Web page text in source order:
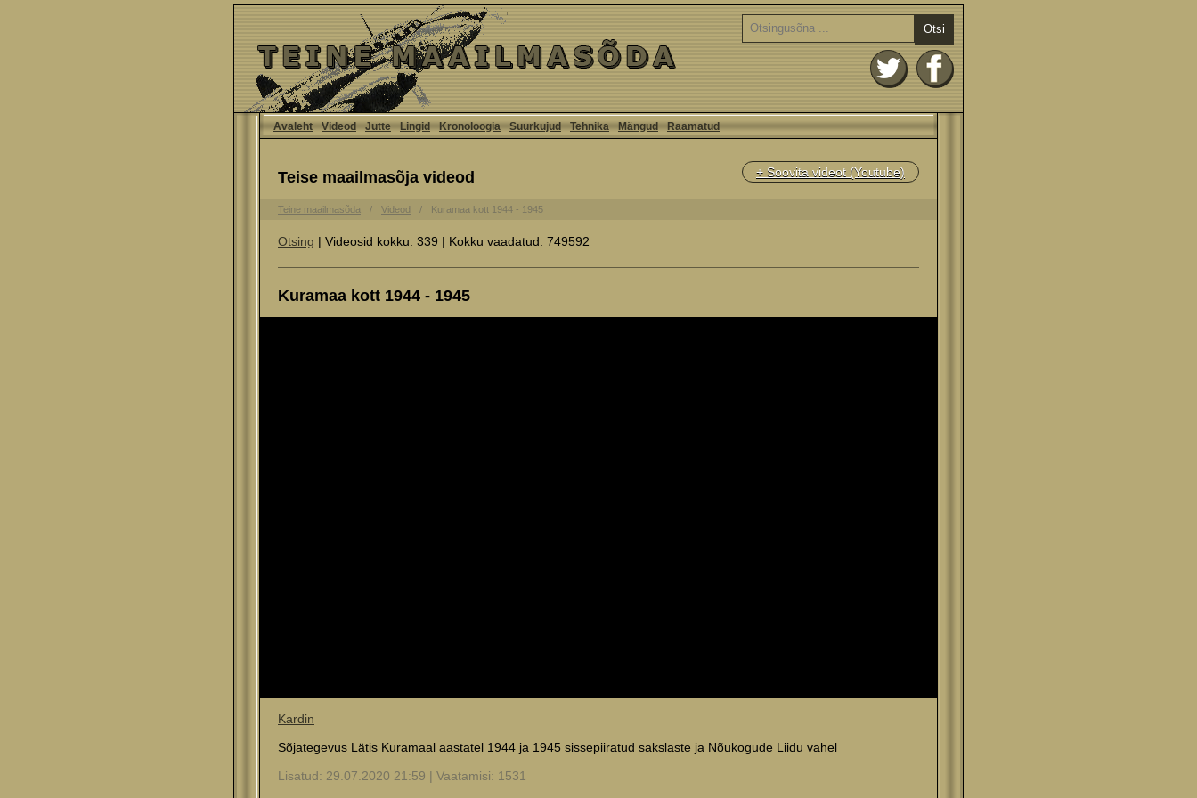
Otsi
Avaleht Videod Jutte Lingid Kronoloogia Suurkujud Tehnika Mängud Raamatud
Teise maailmasõja videod + Soovita videot (Youtube)
Teine maailmasõda Videod Kuramaa kott 1944 - 1945
Otsing | Videosid kokku: 339 | Kokku vaadatud: 749592
Kuramaa kott 1944 - 1945
Kardin
Sõjategevus Lätis Kuramaal aastatel 1944 ja 1945 sissepiiratud sakslaste ja Nõukogude Liidu vahel
Lisatud: 29.07.2020 21:59 | Vaatamisi: 1531